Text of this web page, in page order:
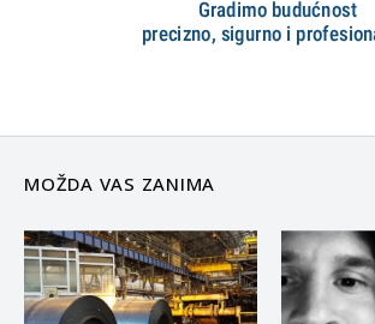
MOŽDA VAS ZANIMA